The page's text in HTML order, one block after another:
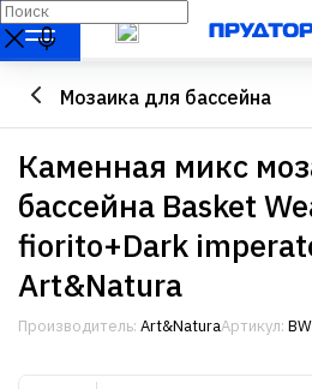
Мозаика для бассейна
Каменная микс
бассейна Basket
fiorito+Dark
Art&Natura
Производитель: Art&NaturaАртикул: